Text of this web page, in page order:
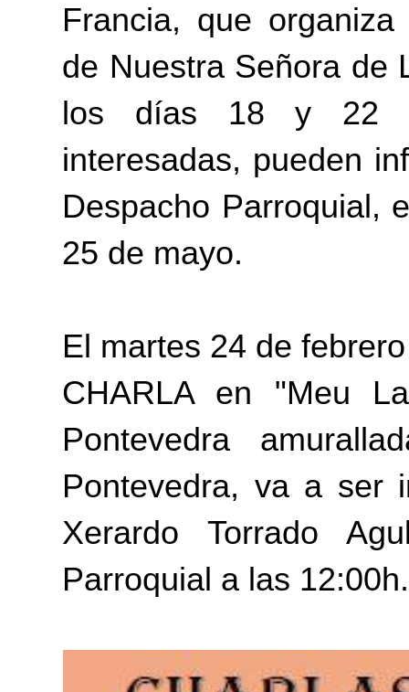
Francia, que
de Nuestra Señora de
los días 18 y 22
interesadas, pueden
Despacho Parroquial,
25 de mayo.
El martes 24 de
CHARLA en "Meu
Pontevedra
Pontevedra, va a ser
Xerardo Torrado
Parroquial a las